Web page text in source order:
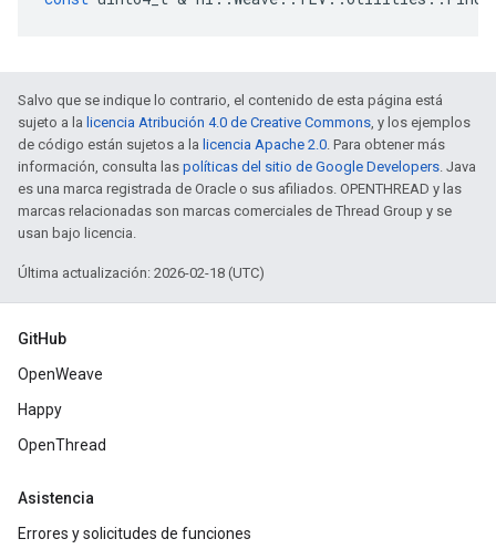
Salvo que se indique lo contrario, el contenido de esta página está
sujeto a la licencia Atribución 4.0 de Creative Commons, y los ejemplos
de código están sujetos a la licencia Apache 2.0. Para obtener más
información, consulta las políticas del sitio de Google Developers. Java
es una marca registrada de Oracle o sus afiliados. OPENTHREAD y las
marcas relacionadas son marcas comerciales de Thread Group y se
usan bajo licencia.
Última actualización: 2026-02-18 (UTC)
GitHub
OpenWeave
Happy
OpenThread
Asistencia
Errores y solicitudes de funciones